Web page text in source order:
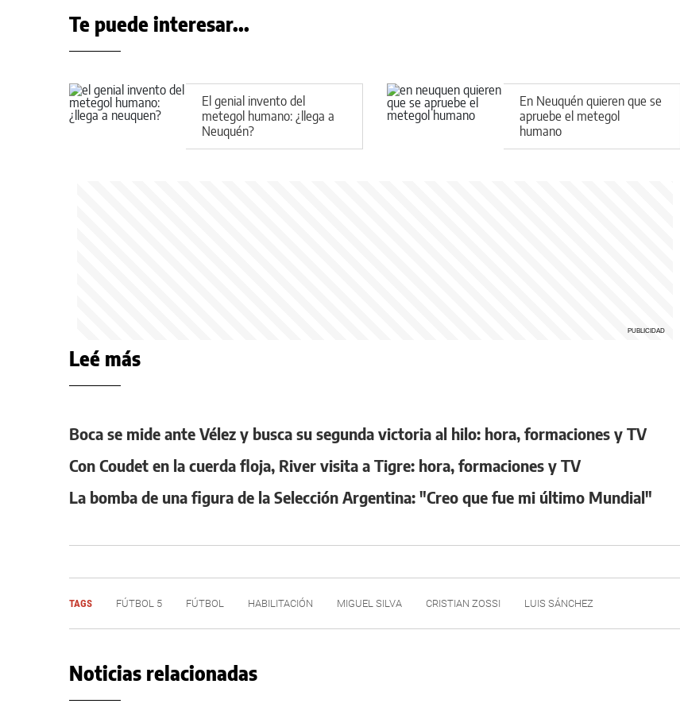
Te puede interesar...
El genial invento del
metegol humano: ¿llega a
Neuquén?
En Neuquén quieren que se
apruebe el metegol
humano
Leé más
Boca se mide ante Vélez y busca su segunda victoria al hilo: hora, formaciones y TV
Con Coudet en la cuerda floja, River visita a Tigre: hora, formaciones y TV
La bomba de una figura de la Selección Argentina: "Creo que fue mi último Mundial"
TAGS FÚTBOL 5 FÚTBOL HABILITACIÓN MIGUEL SILVA CRISTIAN ZOSSI LUIS SÁNCHEZ
Noticias relacionadas